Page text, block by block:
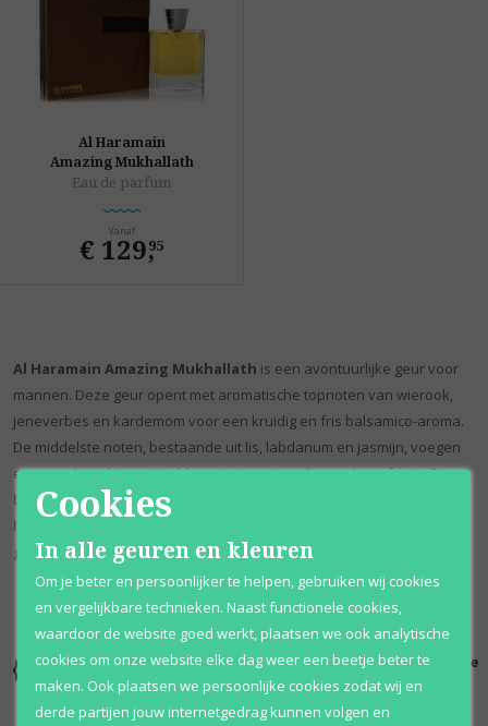
Al Haramain
Amazing Mukhallath
Eau de parfum
Vanaf
€ 129,
95
Al Haramain Amazing Mukhallath is een avontuurlijke geur voor
mannen. Deze geur opent met aromatische topnoten van wierook,
jeneverbes en kardemom voor een kruidig en fris balsamico-aroma.
De middelste noten, bestaande uit lis, labdanum en jasmijn, voegen
een poederachtige witte bloemige toon toe die aards en fris is. De
basisnoten van amber en vetiver maken de geur compleet met een
houtachtige, warme en harsachtige geur. Deze geur is het meest
geschikt voor de koudere herfst- en wintermaanden.
Kortingen
tot wel 70%
Al 12 jaar
voordelig
100% originele
parfums
Cookies
In alle geuren en kleuren
Om je beter en persoonlijker te helpen, gebruiken wij cookies
en vergelijkbare technieken. Naast functionele cookies,
waardoor de website goed werkt, plaatsen we ook analytische
cookies om onze website elke dag weer een beetje beter te
maken. Ook plaatsen we persoonlijke cookies zodat wij en
derde partijen jouw internetgedrag kunnen volgen en